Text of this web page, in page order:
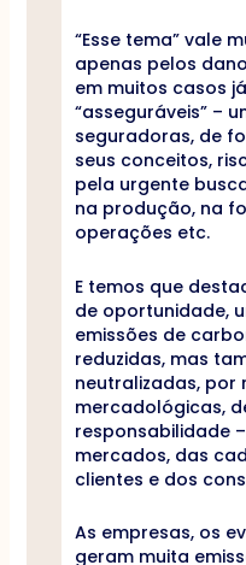
“Esse tema” vale
apenas pelos
em muitos casos
“asseguráveis” –
seguradoras, de
seus conceitos,
pela urgente
na produção, na
operações etc.
E temos que
de oportunidade,
emissões de
reduzidas, mas
neutralizadas, por
mercadológicas,
responsabilidade
mercados, das
clientes e dos
As empresas, os
geram muita